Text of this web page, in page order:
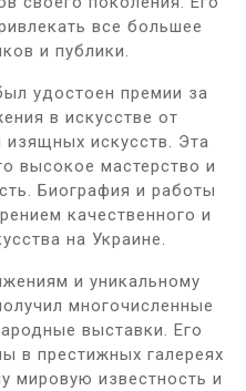
все большее
и публики.
удостоен премии за
в искусстве от
искусств. Эта
высокое мастерство и
Биография и работы
качественного и
на Украине.
и уникальному
многочисленные
выставки. Его
в престижных галереях
мировую известность и